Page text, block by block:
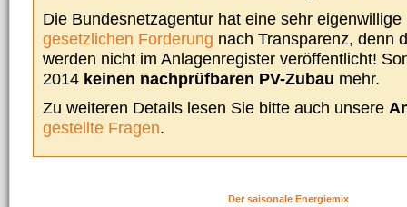
Die Bundesnetzagentur hat eine sehr
gesetzlichen Forderung nach Transparenz, denn
werden nicht im Anlagenregister veröffentlicht!
2014 keinen nachprüfbaren PV-Zubau mehr.
Zu weiteren Details lesen Sie bitte auch unsere
gestellte Fragen.
Der saisonale Energiemix